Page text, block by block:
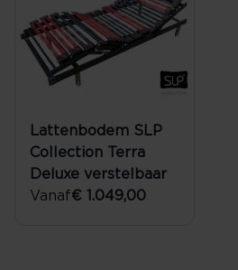
Lattenbodem SLP
Collection Terra
Deluxe verstelbaar
Vanaf€ 1.049,00